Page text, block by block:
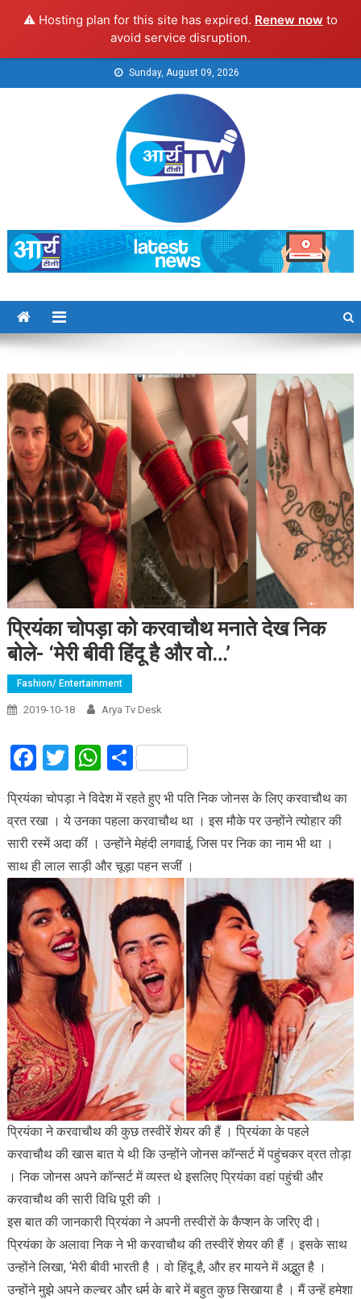
⚠️ Hosting plan for this site has expired. Renew now to
avoid service disruption.
to
Sunday, August 09, 2026
Arya TV
प्रियंका चोपड़ा को करवाचौथ मनाते देख निक
बोले- ‘मेरी बीवी हिंदू है और वो…’
Fashion/ Entertainment
2019-10-18 Arya Tv Desk
Facebook
Twitter
WhatsApp
Share
प्रियंका चोपड़ा ने विदेश में रहते हुए भी पति निक जोनस के लिए करवाचौथ का
व्रत रखा । ये उनका पहला करवाचौथ था । इस मौके पर उन्होंने त्योहार की
सारी रस्में अदा कीं । उन्होंने मेहंदी लगवाई, जिस पर निक का नाम भी था ।
साथ ही लाल साड़ी और चूड़ा पहन सजीं ।
प्रियंका ने करवाचौथ की कुछ तस्वीरें शेयर की हैं । प्रियंका के पहले
करवाचौथ की खास बात ये थी कि उन्होंने जोनस कॉन्सर्ट में पहुंचकर व्रत तोड़ा
। निक जोनस अपने कॉन्सर्ट में व्यस्त थे इसलिए प्रियंका वहां पहुंची और
करवाचौथ की सारी विधि पूरी की ।
इस बात की जानकारी प्रियंका ने अपनी तस्वीरों के कैप्शन के जरिए दी।
प्रियंका के अलावा निक ने भी करवाचौथ की तस्वीरें शेयर की हैं । इसके साथ
उन्होंने लिखा, ‘मेरी बीवी भारती है । वो हिंदू है, और हर मायने में अद्भुत है ।
उन्होंने मुझे अपने कल्चर और धर्म के बारे में बहुत कुछ सिखाया है । मैं उन्हें हमेशा